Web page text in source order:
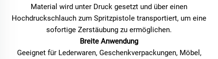
Material wird unter Druck gesetzt und über einen
Hochdruckschlauch zum Spritzpistole transportiert, um eine
sofortige Zerstäubung zu ermöglichen.
Breite Anwendung
Geeignet für Lederwaren, Geschenkverpackungen, Möbel,